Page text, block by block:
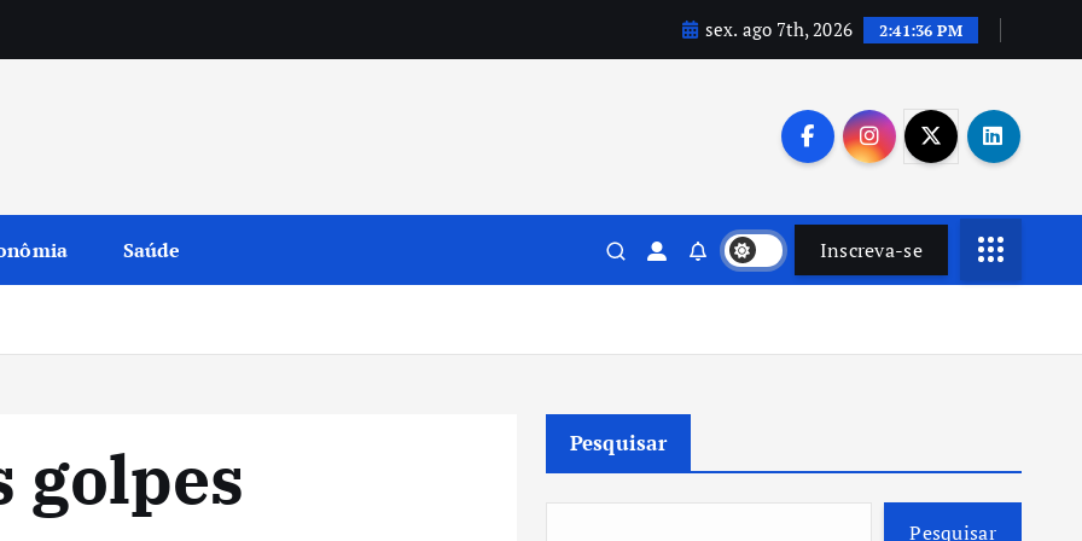
sex. ago 7th, 2026 2:41:37 PM
Saúde Inscreva-se
golpes
Pesquisar
Pesquisar